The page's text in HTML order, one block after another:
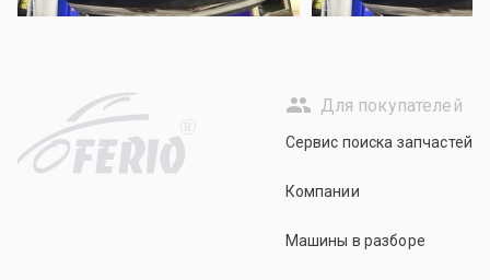
R
Для покупателей
Сервис поиска запчастей
Компании
Машины в разборе